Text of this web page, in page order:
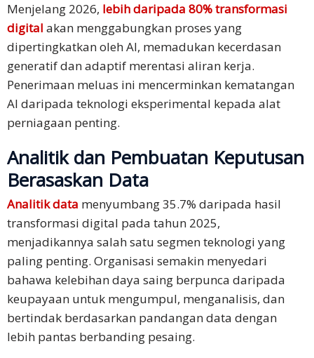
Menjelang 2026, lebih daripada 80% transformasi
digital akan menggabungkan proses yang
dipertingkatkan oleh AI, memadukan kecerdasan
generatif dan adaptif merentasi aliran kerja.
Penerimaan meluas ini mencerminkan kematangan
AI daripada teknologi eksperimental kepada alat
perniagaan penting.
Analitik dan Pembuatan Keputusan
Berasaskan Data
Analitik data menyumbang 35.7% daripada hasil
transformasi digital pada tahun 2025,
menjadikannya salah satu segmen teknologi yang
paling penting. Organisasi semakin menyedari
bahawa kelebihan daya saing berpunca daripada
keupayaan untuk mengumpul, menganalisis, dan
bertindak berdasarkan pandangan data dengan
lebih pantas berbanding pesaing.​